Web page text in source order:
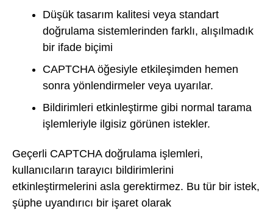
Düşük tasarım kalitesi veya standart
doğrulama sistemlerinden farklı, alışılmadık
bir ifade biçimi
CAPTCHA öğesiyle etkileşimden hemen
sonra yönlendirmeler veya uyarılar.
Bildirimleri etkinleştirme gibi normal tarama
işlemleriyle ilgisiz görünen istekler.
Geçerli CAPTCHA doğrulama işlemleri,
kullanıcıların tarayıcı bildirimlerini
etkinleştirmelerini asla gerektirmez. Bu tür bir istek,
şüphe uyandırıcı bir işaret olarak